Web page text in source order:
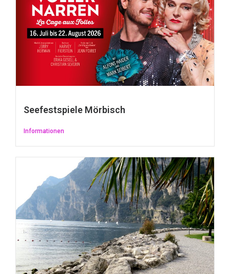
Seefestspiele Mörbisch
Informationen